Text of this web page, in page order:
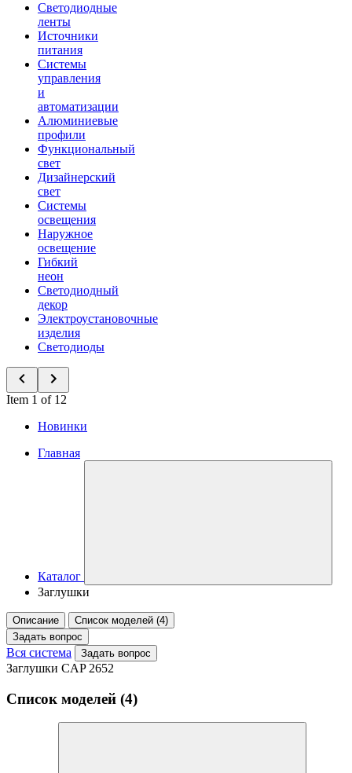
Светодиодные
ленты
Источники
питания
Системы
управления
и
автоматизации
Алюминиевые
профили
Функциональный
свет
Дизайнерский
свет
Системы
освещения
Наружное
освещение
Гибкий
неон
Светодиодный
декор
Электроустановочные
изделия
Светодиоды
Item 1 of 12
Новинки
Главная
Каталог
Заглушки
Описание
Список моделей (4)
Задать вопрос
Вся система Задать вопрос
Заглушки CAP 2652
Список моделей (4)